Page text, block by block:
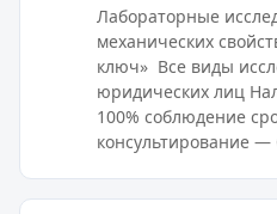
Лабораторные
механических
ключ» Все виды
юридических лиц
100% соблюдение
консультирование